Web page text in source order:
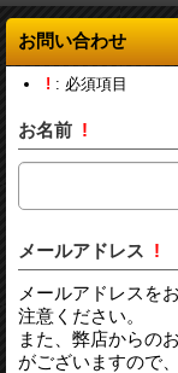
お問い合わせ
! : 必須項目
お名前 !
メールアドレス !
メールアドレスを
注意ください。
また、弊店からの
がございますので